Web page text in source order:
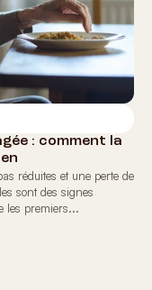
: comment la
réduites et une perte de
sont des signes
les premiers...